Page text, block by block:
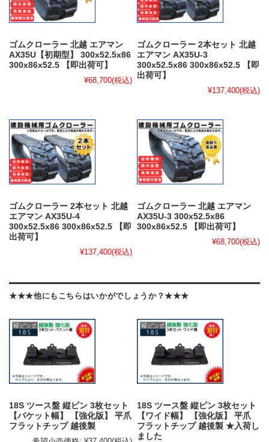
ゴムクローラー 北越 エアマン
AX35U【初期型】 300x52.5x86
300x86x52.5 【即出荷可】
¥68,700(税込)
ゴムクローラー 2本セット 北越
エアマン AX35U-3
300x52.5x86 300x86x52.5 【即
出荷可】
¥137,400(税込)
ゴムクローラー 2本セット 北越
エアマン AX35U-4
300x52.5x86 300x86x52.5 【即
出荷可】
¥137,400(税込)
ゴムクローラー 北越 エアマン
AX35U-3 300x52.5x86
300x86x52.5 【即出荷可】
¥68,700(税込)
★★★他にもこちらはいかがでしょうか？★★★
18S ツース盤 縦ピン 3枚セット
【バケット幅】 【強化版】 平爪
フラットチップ 越後製
18S ツース盤 縦ピン 3枚セット
【ワイド幅】 【強化版】 平爪
フラットチップ 越後製 ★入荷し
ました